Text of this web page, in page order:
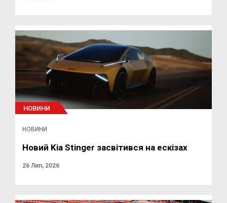
НОВИНИ
НОВИНИ
Новий Kia Stinger засвітився на ескізах
26 Лип, 2026